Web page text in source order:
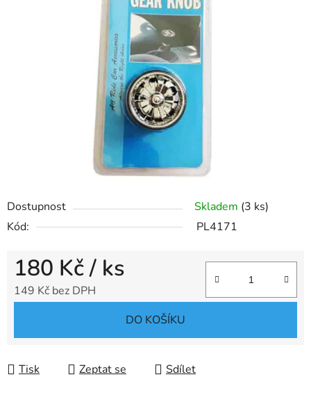
Dostupnost Skladem (3 ks)
Kód:
PL4171
180 Kč/ ks
149 Kč bez DPH
DO KOŠÍKU
Tisk Zeptat se Sdílet